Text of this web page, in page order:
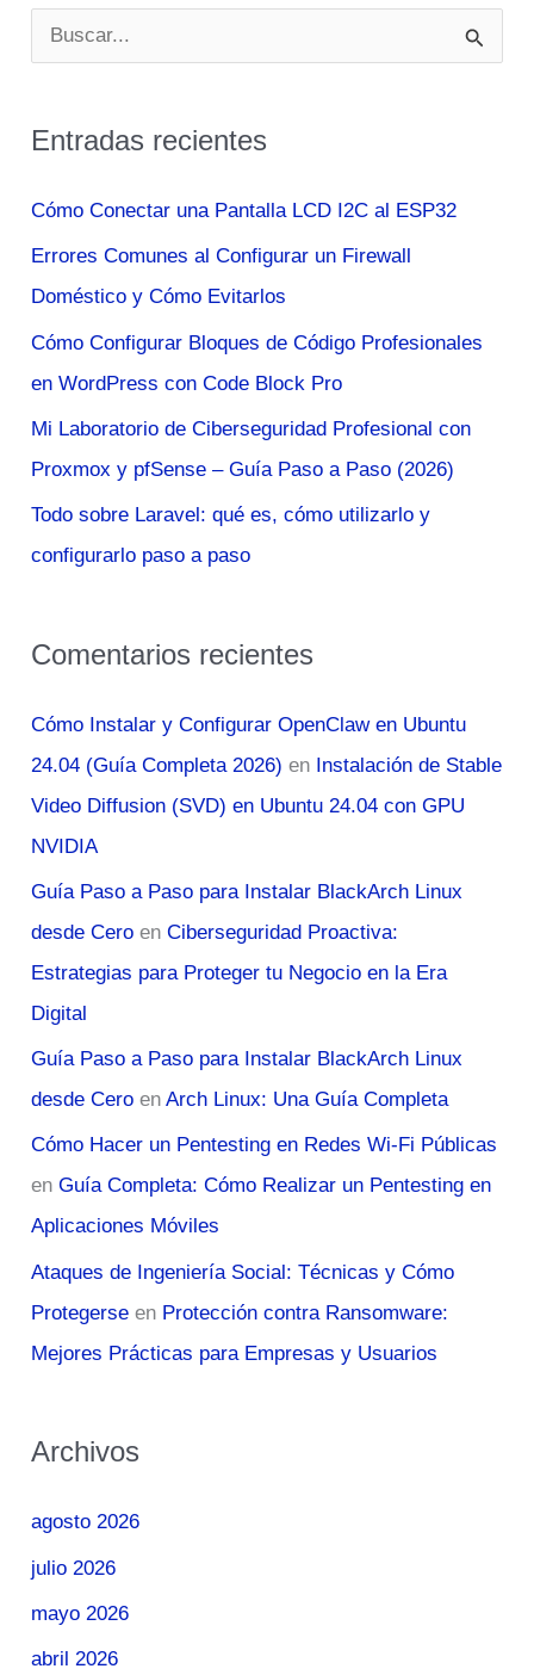
u
c
p
o
r
:
Entradas recientes
Cómo Conectar una Pantalla LCD I2C al ESP32
Errores Comunes al Configurar un Firewall
Doméstico y Cómo Evitarlos
Cómo Configurar Bloques de Código Profesionales
en WordPress con Code Block Pro
Mi Laboratorio de Ciberseguridad Profesional con
Proxmox y pfSense – Guía Paso a Paso (2026)
Todo sobre Laravel: qué es, cómo utilizarlo y
configurarlo paso a paso
Comentarios recientes
Cómo Instalar y Configurar OpenClaw en Ubuntu
24.04 (Guía Completa 2026) en Instalación de Stable
Video Diffusion (SVD) en Ubuntu 24.04 con GPU
NVIDIA
Guía Paso a Paso para Instalar BlackArch Linux
desde Cero enCiberseguridad Proactiva:
Estrategias para Proteger tu Negocio en la Era
Digital
Guía Paso a Paso para Instalar BlackArch Linux
desde Cero enArch Linux: Una Guía Completa
Cómo Hacer un Pentesting en Redes Wi-Fi Públicas
enGuía Completa: Cómo Realizar un Pentesting en
Aplicaciones Móviles
Ataques de Ingeniería Social: Técnicas y Cómo
Protegerse en Protección contra Ransomware:
Mejores Prácticas para Empresas y Usuarios
Archivos
agosto 2026
julio 2026
mayo 2026
abril 2026